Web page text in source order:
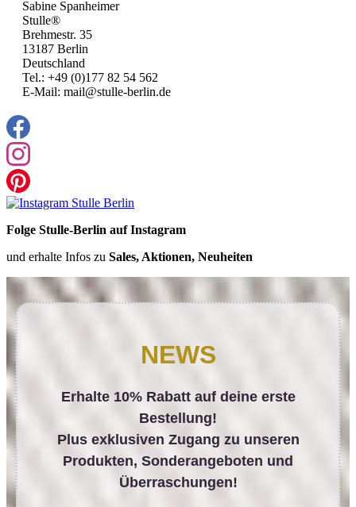
Sabine Spanheimer
Stulle®
Brehmestr. 35
13187 Berlin
Deutschland
Tel.: +49 (0)177 82 54 562
E-Mail: mail@stulle-berlin.de
Folge Stulle-Berlin auf Instagram
und erhalte Infos zu Sales, Aktionen, Neuheiten
NEWS
Erhalte 10% Rabatt auf deine erste
Bestellung!
Plus exklusiven Zugang zu unseren
Produkten, Sonderangeboten und
Überraschungen!